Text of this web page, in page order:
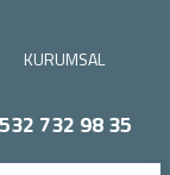
KURUMSAL
732 98 35